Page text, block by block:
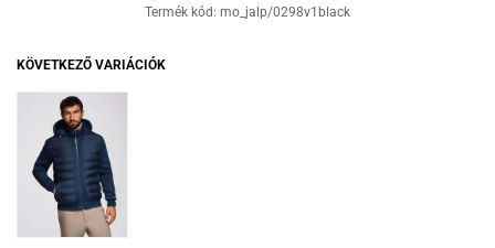
Termék kód: mo_jalp/0298v1black
KÖVETKEZŐ VARIÁCIÓK